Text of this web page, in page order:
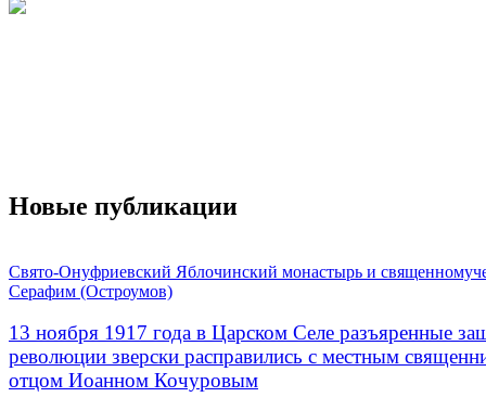
Новые публикации
Свято-Онуфриевский Яблочинский монастырь и
Серафим (Остроумов)
13 ноября 1917 года в Царском Селе разъяренные
революции зверски расправились с местным
отцом Иоанном Кочуровым